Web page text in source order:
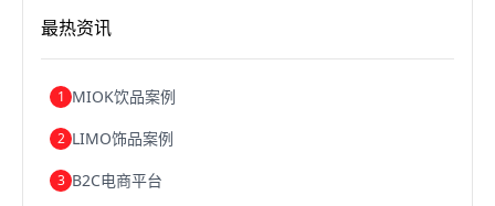
跨境电商关税
跨境电商建站
浙江跨境电商宁波跨境电商跨境电商的模式
跨境电商优势跨境电商的优势
最热资讯
1 MIOK饮品案例
2 LIMO饰品案例
3 B2C电商平台